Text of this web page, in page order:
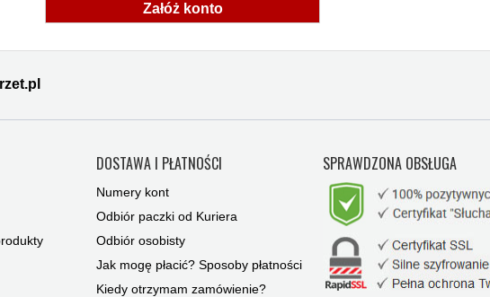
Załóż konto
DOSTAWA I PŁATNOŚCI
Numery kont
Odbiór paczki od Kuriera
Odbiór osobisty
Jak mogę płacić? Sposoby płatności
Kiedy otrzymam zamówienie?
SPRAWDZONA OBSŁUGA